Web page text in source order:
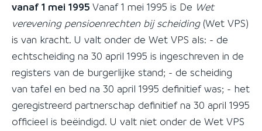
vanaf 1 mei 1995 Vanaf 1 mei 1995 is De Wet
verevening pensioenrechten bij scheiding(Wet VPS)
is van kracht. U valt onder de Wet VPS als: - de
echtscheiding na 30 april 1995 is ingeschreven in de
registers van de burgerlijke stand; - de scheiding
van tafel en bed na 30 april 1995 definitief was; - het
geregistreerd partnerschap definitief na 30 april 1995
officieel is beëindigd. U valt niet onder de Wet VPS